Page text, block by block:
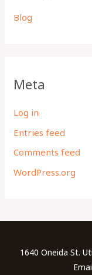
Blog
Meta
Log in
Entries feed
Comments feed
WordPress.org
1640 Oneida St.